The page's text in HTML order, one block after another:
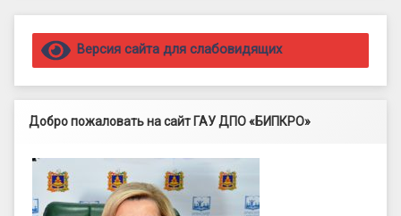
Правый сайдбар
Версия сайта для слабовидящих
Добро пожаловать на сайт ГАУ ДПО «БИПКРО»